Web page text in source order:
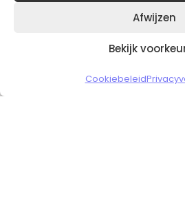
Afwijzen
Bekijk
Cookiebeleid